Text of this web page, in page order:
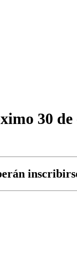
30